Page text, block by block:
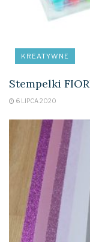
KREATYWNE
Stempelki
6 LIPCA 2020